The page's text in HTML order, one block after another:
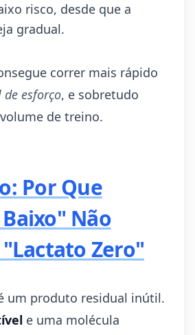
risco, desde que a
gradual.
correr mais rápido
de esforço, e sobretudo
de treino.
Por Que
Não
Zero"
um produto residual inútil.
e uma molécula